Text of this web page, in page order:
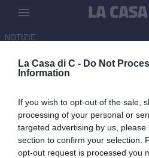
La Casa di C - Do Not
Information
If you wish to opt-out of the sale,
processing of your personal or
targeted advertising by us,
section to confirm your selection.
opt-out request is processed you
NOTIZIE
Ternana, si apre
calciatori
degli stipendi
ULTIM'ORA